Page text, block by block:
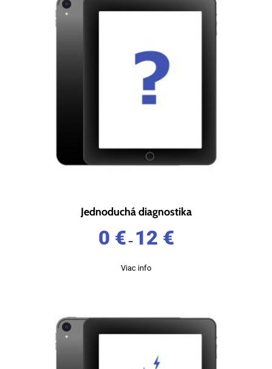
Jednoduchá diagnostika
0 € – 12 €
Viac info